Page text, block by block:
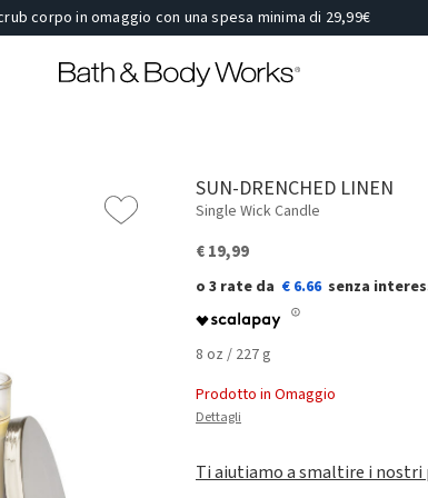
corpo in omaggio con una spesa minima di 29,99€
SUN-DRENCHED LINEN
Single Wick Candle
€ 19,99
€ 6.66
8 oz / 227 g
Prodotto in Omaggio
Dettagli
Ti aiutiamo a smaltire i